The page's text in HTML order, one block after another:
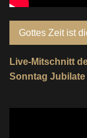
Gottes Zeit ist
Live-Mitschnitt
Sonntag Jubilate